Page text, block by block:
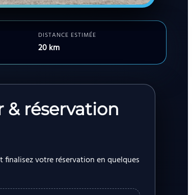
DISTANCE ESTIMÉE
20 km
& réservation
votre réservation en quelques